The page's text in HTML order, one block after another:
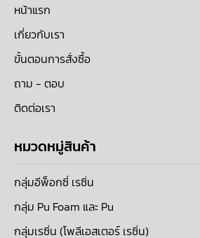
หน้าแรก
เกี่ยวกับเรา
ขั้นตอนการสั่งซื้อ
ถาม - ตอบ
ติดต่อเรา
หมวดหมู่สินค้า
กลุ่มอีพ็อกซี่ เรซิ่น
กลุ่ม Pu Foam และ Pu
กลุ่มเรซิ่น (โพลีเอสเตอร์ เรซิ่น)